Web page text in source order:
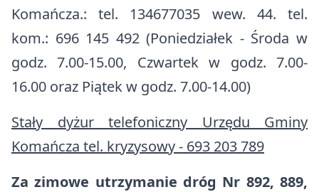
Komańcza.: tel. 134677035 wew. 44. tel.
kom.: 696 145 492 (Poniedziałek - Środa w
godz. 7.00-15.00, Czwartek w godz. 7.00-
16.00 oraz Piątek w godz. 7.00-14.00)
Stały dyżur telefoniczny Urzędu Gminy
Komańcza tel. kryzysowy - 693 203 789
Za zimowe utrzymanie dróg Nr 892, 889,